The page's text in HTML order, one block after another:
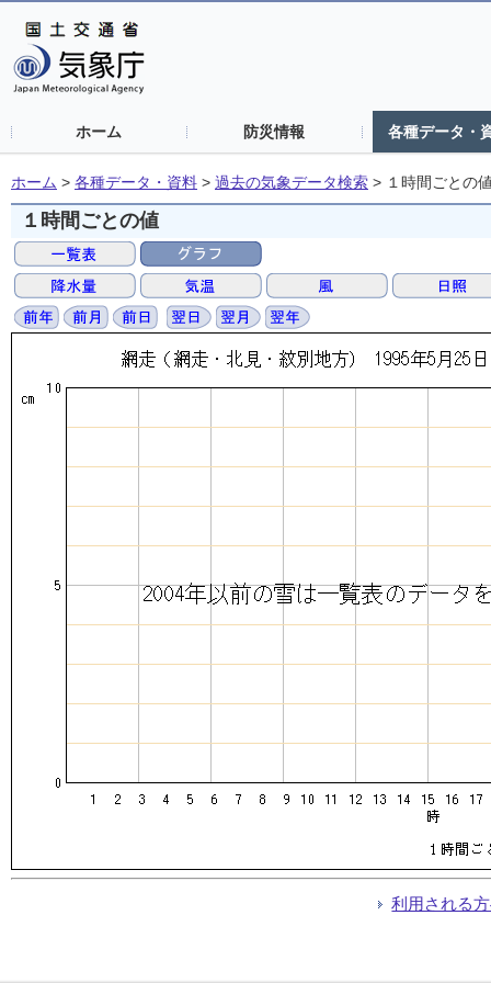
ホーム 防災情報 各種データ・
ホーム > 各種データ・資料 > 過去の気象データ検索 > １時間ごとの
１時間ごとの値
利用される